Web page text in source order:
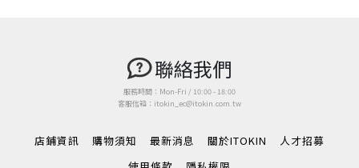
聯絡我們
服務時間：Mon-Fri / 10:00 - 18:00
客服信箱：itokin_ec@itokin.com.tw
店鋪資訊 購物須知 最新消息 關於ITOKIN
人才招募